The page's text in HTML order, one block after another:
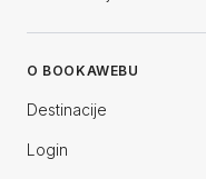
O BOOKAWEBU
Destinacije
Login